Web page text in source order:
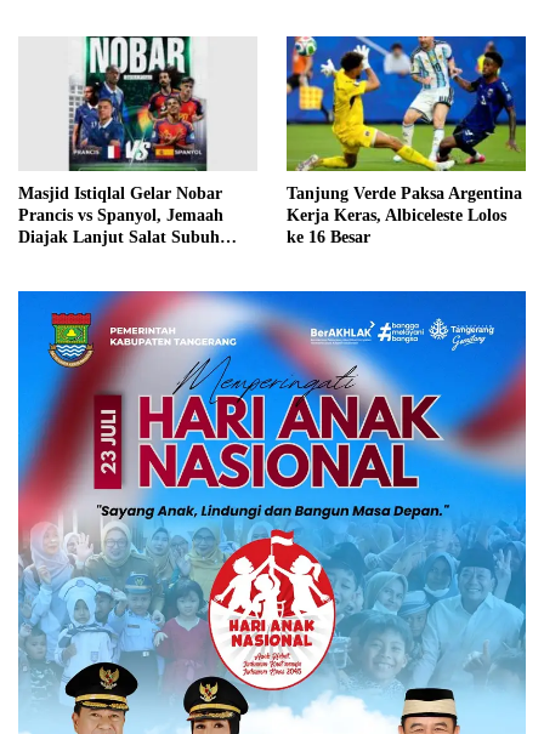
Masjid Istiqlal Gelar Nobar
Prancis vs Spanyol, Jemaah
Diajak Lanjut Salat Subuh
Tanjung Verde Paksa Argentina
Kerja Keras, Albiceleste Lolos
ke 16 Besar